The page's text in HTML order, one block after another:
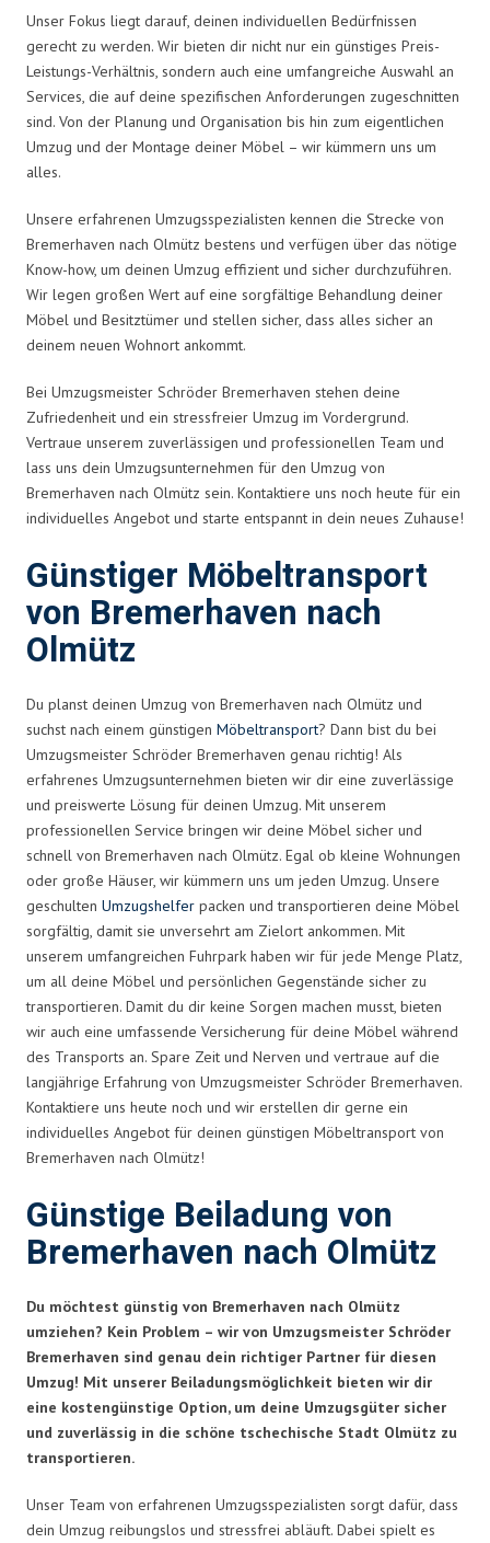
Unser Fokus liegt darauf, deinen individuellen Bedürfnissen
gerecht zu werden. Wir bieten dir nicht nur ein günstiges Preis-
Leistungs-Verhältnis, sondern auch eine umfangreiche Auswahl an
Services, die auf deine spezifischen Anforderungen zugeschnitten
sind. Von der Planung und Organisation bis hin zum eigentlichen
Umzug und der Montage deiner Möbel – wir kümmern uns um
alles.
Unsere erfahrenen Umzugsspezialisten kennen die Strecke von
Bremerhaven nach Olmütz bestens und verfügen über das nötige
Know-how, um deinen Umzug effizient und sicher durchzuführen.
Wir legen großen Wert auf eine sorgfältige Behandlung deiner
Möbel und Besitztümer und stellen sicher, dass alles sicher an
deinem neuen Wohnort ankommt.
Bei Umzugsmeister Schröder Bremerhaven stehen deine
Zufriedenheit und ein stressfreier Umzug im Vordergrund.
Vertraue unserem zuverlässigen und professionellen Team und
lass uns dein Umzugsunternehmen für den Umzug von
Bremerhaven nach Olmütz sein. Kontaktiere uns noch heute für ein
individuelles Angebot und starte entspannt in dein neues Zuhause!
Günstiger Möbeltransport
von Bremerhaven nach
Olmütz
Du planst deinen Umzug von Bremerhaven nach Olmütz und
suchst nach einem günstigen Möbeltransport? Dann bist du bei
Umzugsmeister Schröder Bremerhaven genau richtig! Als
erfahrenes Umzugsunternehmen bieten wir dir eine zuverlässige
und preiswerte Lösung für deinen Umzug. Mit unserem
professionellen Service bringen wir deine Möbel sicher und
schnell von Bremerhaven nach Olmütz. Egal ob kleine Wohnungen
oder große Häuser, wir kümmern uns um jeden Umzug. Unsere
geschulten Umzugshelfer packen und transportieren deine Möbel
sorgfältig, damit sie unversehrt am Zielort ankommen. Mit
unserem umfangreichen Fuhrpark haben wir für jede Menge Platz,
um all deine Möbel und persönlichen Gegenstände sicher zu
transportieren. Damit du dir keine Sorgen machen musst, bieten
wir auch eine umfassende Versicherung für deine Möbel während
des Transports an. Spare Zeit und Nerven und vertraue auf die
langjährige Erfahrung von Umzugsmeister Schröder Bremerhaven.
Kontaktiere uns heute noch und wir erstellen dir gerne ein
individuelles Angebot für deinen günstigen Möbeltransport von
Bremerhaven nach Olmütz!
Günstige Beiladung von
Bremerhaven nach Olmütz
Du möchtest günstig von Bremerhaven nach Olmütz
umziehen? Kein Problem – wir von Umzugsmeister Schröder
Bremerhaven sind genau dein richtiger Partner für diesen
Umzug! Mit unserer Beiladungsmöglichkeit bieten wir dir
eine kostengünstige Option, um deine Umzugsgüter sicher
und zuverlässig in die schöne tschechische Stadt Olmütz zu
transportieren.
Unser Team von erfahrenen Umzugsspezialisten sorgt dafür, dass
dein Umzug reibungslos und stressfrei abläuft. Dabei spielt es